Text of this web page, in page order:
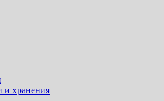
и хранения